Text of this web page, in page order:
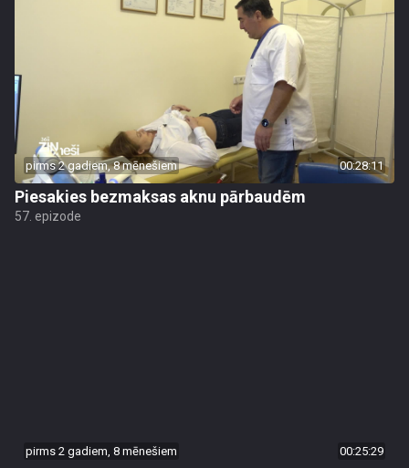
pirms 2 gadiem, 8 mēnešiem 00:28:11
Piesakies bezmaksas aknu pārbaudēm
57. epizode
pirms 2 gadiem, 8 mēnešiem 00:25:29